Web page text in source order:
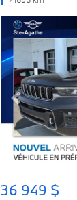
Previous
36 949 $